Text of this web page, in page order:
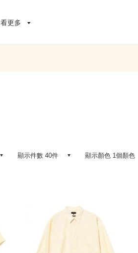
看更多
顯示件數 40件 顯示顏色 1個顏色